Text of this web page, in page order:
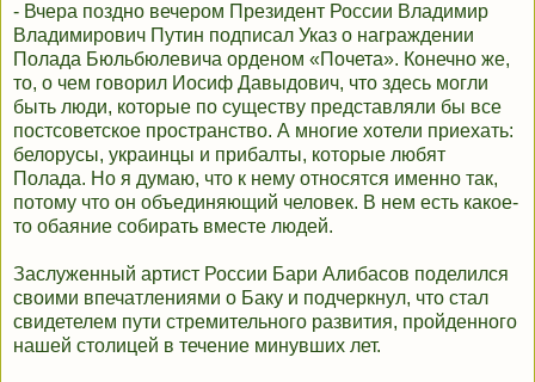
- Вчера поздно вечером Президент России Владимир
Владимирович Путин подписал Указ о награждении
Полада Бюльбюлевича орденом «Почета». Конечно же,
то, о чем говорил Иосиф Давыдович, что здесь могли
быть люди, которые по существу представляли бы все
постсоветское пространство. А многие хотели приехать:
белорусы, украинцы и прибалты, которые любят
Полада. Но я думаю, что к нему относятся именно так,
потому что он объединяющий человек. В нем есть какое-
то обаяние собирать вместе людей.
Заслуженный артист России Бари Алибасов поделился
своими впечатлениями о Баку и подчеркнул, что стал
свидетелем пути стремительного развития, пройденного
нашей столицей в течение минувших лет.